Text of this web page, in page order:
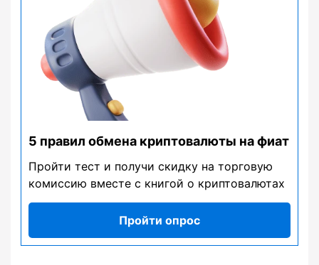
5 правил обмена криптовалюты на фиат
Пройти тест и получи скидку на торговую
комиссию вместе с книгой о криптовалютах
Пройти опрос